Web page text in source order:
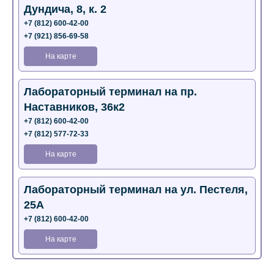
Дундича, 8, к. 2
+7 (812) 600-42-00
+7 (921) 856-69-58
На карте
Лабораторный терминал на пр.
Наставников, 36к2
+7 (812) 600-42-00
+7 (812) 577-72-33
На карте
Лабораторный терминал на ул. Пестеля,
25А
+7 (812) 600-42-00
На карте